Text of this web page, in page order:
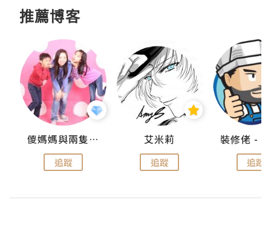
推薦博客
儍媽媽與兩隻小魔怪之家
追蹤
艾米莉
追蹤 追蹤